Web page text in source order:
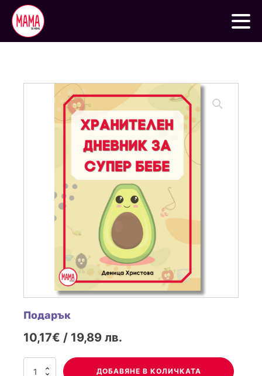
Подарък
10,17€ / 19,89 лв.
количество
ДОБАВЯНЕ В КОЛИЧКАТА